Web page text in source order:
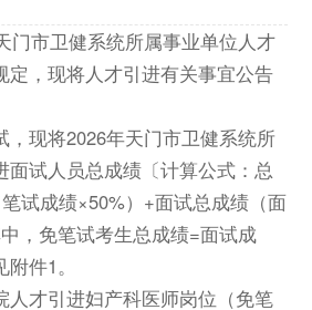
门市卫健系统所属事业单位人才
定，现将人才引进有关事宜公告
，现将2026年天门市卫健系统所
面试人员总成绩〔计算公式：总
试成绩×50%）+面试总成绩（面
，免笔试考生总成绩=面试成
件1。
人才引进妇产科医师岗位（免笔